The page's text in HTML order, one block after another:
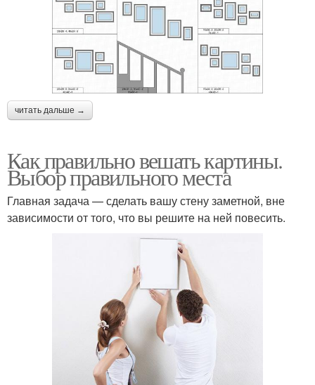
читать дальше →
Как правильно вешать картины.
Выбор правильного места
Главная задача — сделать вашу стену заметной, вне
зависимости от того, что вы решите на ней повесить.